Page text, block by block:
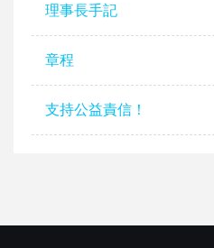
理事長手記
章程
支持公益責信！